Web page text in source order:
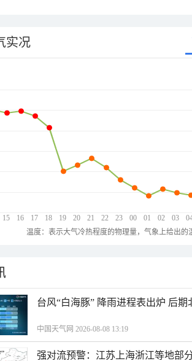
实况
15 16 17 18 19 20 21 22 23 00 01 02 03
温度：表示大气冷热程度的物理量，气象上给出
台风“白海豚” 降雨进程表出炉 后
中国天气网 2026-08-08 13:19
强对流预警：江苏上海浙江等地部